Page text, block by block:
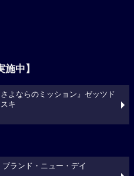
中】
よならのミッション』ゼッツド
キ
ランド・ニュー・デイ